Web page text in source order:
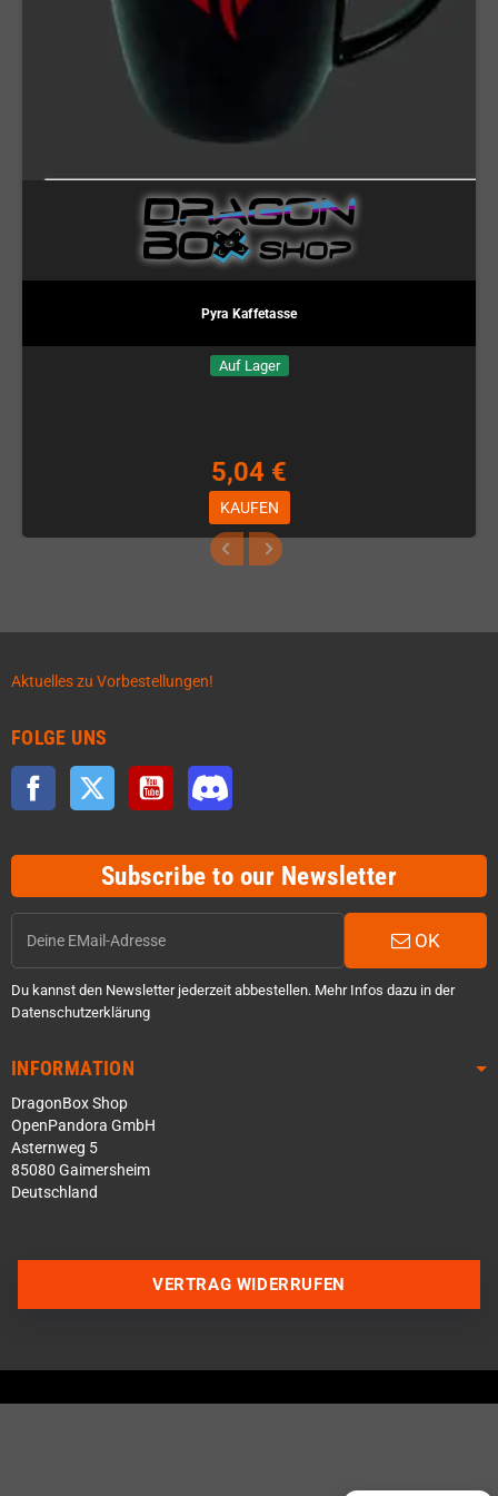
Pyra Kaffetasse
Auf Lager
5,04 €
KAUFEN
Aktuelles zu Vorbestellungen!
FOLGE UNS
Facebook Twitter YouTube
Subscribe to our Newsletter
OK
Du kannst den Newsletter jederzeit abbestellen. Mehr Infos dazu in der
Datenschutzerklärung
INFORMATION
DragonBox Shop
OpenPandora GmbH
Asternweg 5
85080 Gaimersheim
Deutschland
VERTRAG WIDERRUFEN